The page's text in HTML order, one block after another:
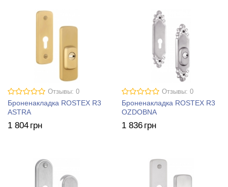
Отзывы: 0
Броненакладка ROSTEX R3
ASTRA
1 804 грн
Отзывы: 0
Броненакладка ROSTEX R3
OZDOBNA
1 836 грн